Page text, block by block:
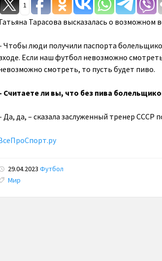
1
Тарасова высказалась о возможном
Чтобы люди получили паспорта
Если наш футбол невозможно
смотреть, то пусть будет пиво.
Считаете ли вы, что без пива
Да, да, – сказала заслуженный тренер СССР
29.04.2023 Футбол
Tags:
Мир